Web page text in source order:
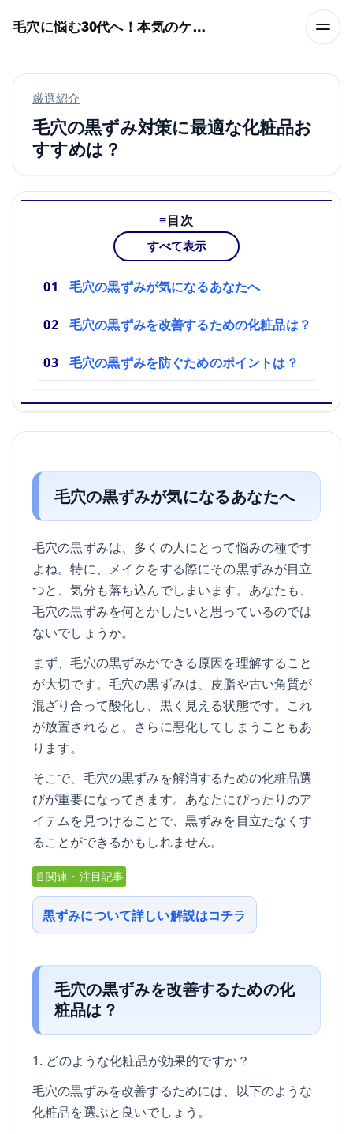
毛穴に悩む30代へ！本気のケア術特集
厳選紹介
毛穴の黒ずみ対策に最適な化粧品お
すすめは？
目次
すべて表示
毛穴の黒ずみが気になるあなたへ
毛穴の黒ずみを改善するための化粧品は？
毛穴の黒ずみを防ぐためのポイントは？
毛穴の黒ずみが気になるあなたへ
毛穴の黒ずみは、多くの人にとって悩みの種です
よね。特に、メイクをする際にその黒ずみが目立
つと、気分も落ち込んでしまいます。あなたも、
毛穴の黒ずみを何とかしたいと思っているのでは
ないでしょうか。
まず、毛穴の黒ずみができる原因を理解すること
が大切です。毛穴の黒ずみは、皮脂や古い角質が
混ざり合って酸化し、黒く見える状態です。これ
が放置されると、さらに悪化してしまうこともあ
ります。
そこで、毛穴の黒ずみを解消するための化粧品選
びが重要になってきます。あなたにぴったりのア
イテムを見つけることで、黒ずみを目立たなくす
ることができるかもしれません。
📄関連・注目記事
黒ずみについて詳しい解説はコチラ
毛穴の黒ずみを改善するための化
粧品は？
1. どのような化粧品が効果的ですか？
毛穴の黒ずみを改善するためには、以下のような
化粧品を選ぶと良いでしょう。